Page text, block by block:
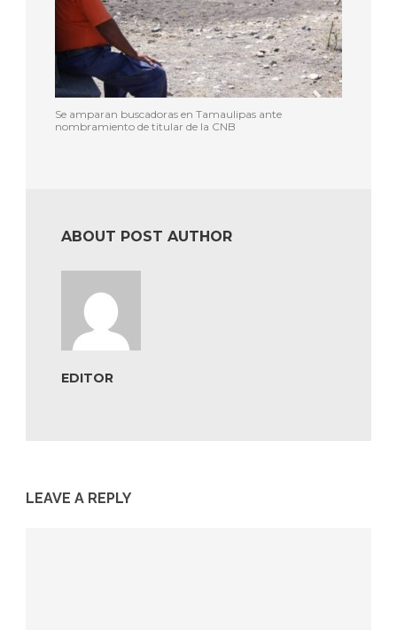
Se amparan buscadoras en Tamaulipas ante
nombramiento de titular de la CNB
ABOUT POST AUTHOR
EDITOR
LEAVE A REPLY